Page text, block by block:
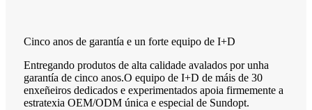
Cinco anos de garantía e un forte equipo de I+D
Entregando produtos de alta calidade avalados por unha
garantía de cinco anos.O equipo de I+D de máis de 30
enxeñeiros dedicados e experimentados apoia firmemente a
estratexia OEM/ODM única e especial de Sundopt.